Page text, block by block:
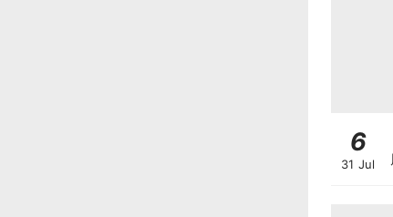
6
31 Jul